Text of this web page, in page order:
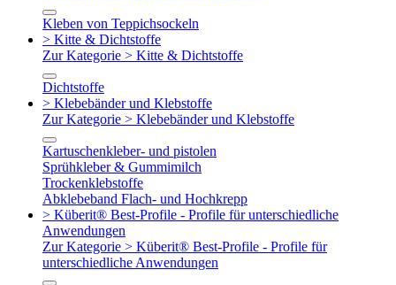
Kleben von Teppichsockeln
> Kitte & Dichtstoffe
Zur Kategorie > Kitte & Dichtstoffe
Dichtstoffe
> Klebebänder und Klebstoffe
Zur Kategorie > Klebebänder und Klebstoffe
Kartuschenkleber- und pistolen
Sprühkleber & Gummimilch
Trockenklebstoffe
Abklebeband Flach- und Hochkrepp
> Küberit® Best-Profile - Profile für unterschiedliche
Anwendungen
Zur Kategorie > Küberit® Best-Profile - Profile für
unterschiedliche Anwendungen